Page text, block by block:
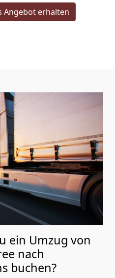
Angebot erhalten
ein Umzug von
nach
buchen?